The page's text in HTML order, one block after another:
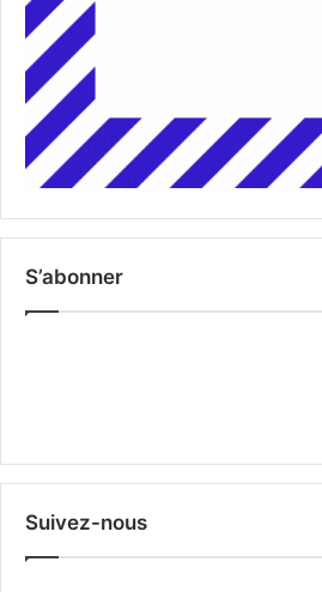
S’abonner
Suivez-nous